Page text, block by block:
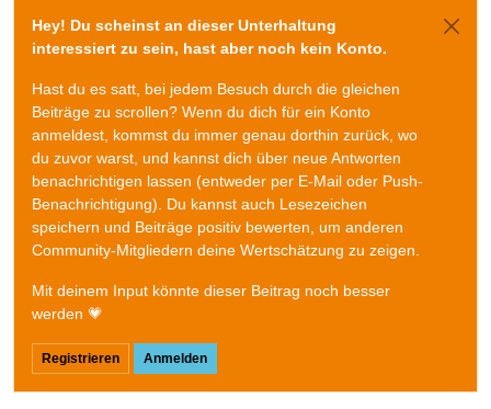
Hey! Du scheinst an dieser Unterhaltung
interessiert zu sein, hast aber noch kein Konto.
Hast du es satt, bei jedem Besuch durch die gleichen
Beiträge zu scrollen? Wenn du dich für ein Konto
anmeldest, kommst du immer genau dorthin zurück, wo
du zuvor warst, und kannst dich über neue Antworten
benachrichtigen lassen (entweder per E-Mail oder Push-
Benachrichtigung). Du kannst auch Lesezeichen
speichern und Beiträge positiv bewerten, um anderen
Community-Mitgliedern deine Wertschätzung zu zeigen.
Mit deinem Input könnte dieser Beitrag noch besser
werden 💗
Registrieren Anmelden